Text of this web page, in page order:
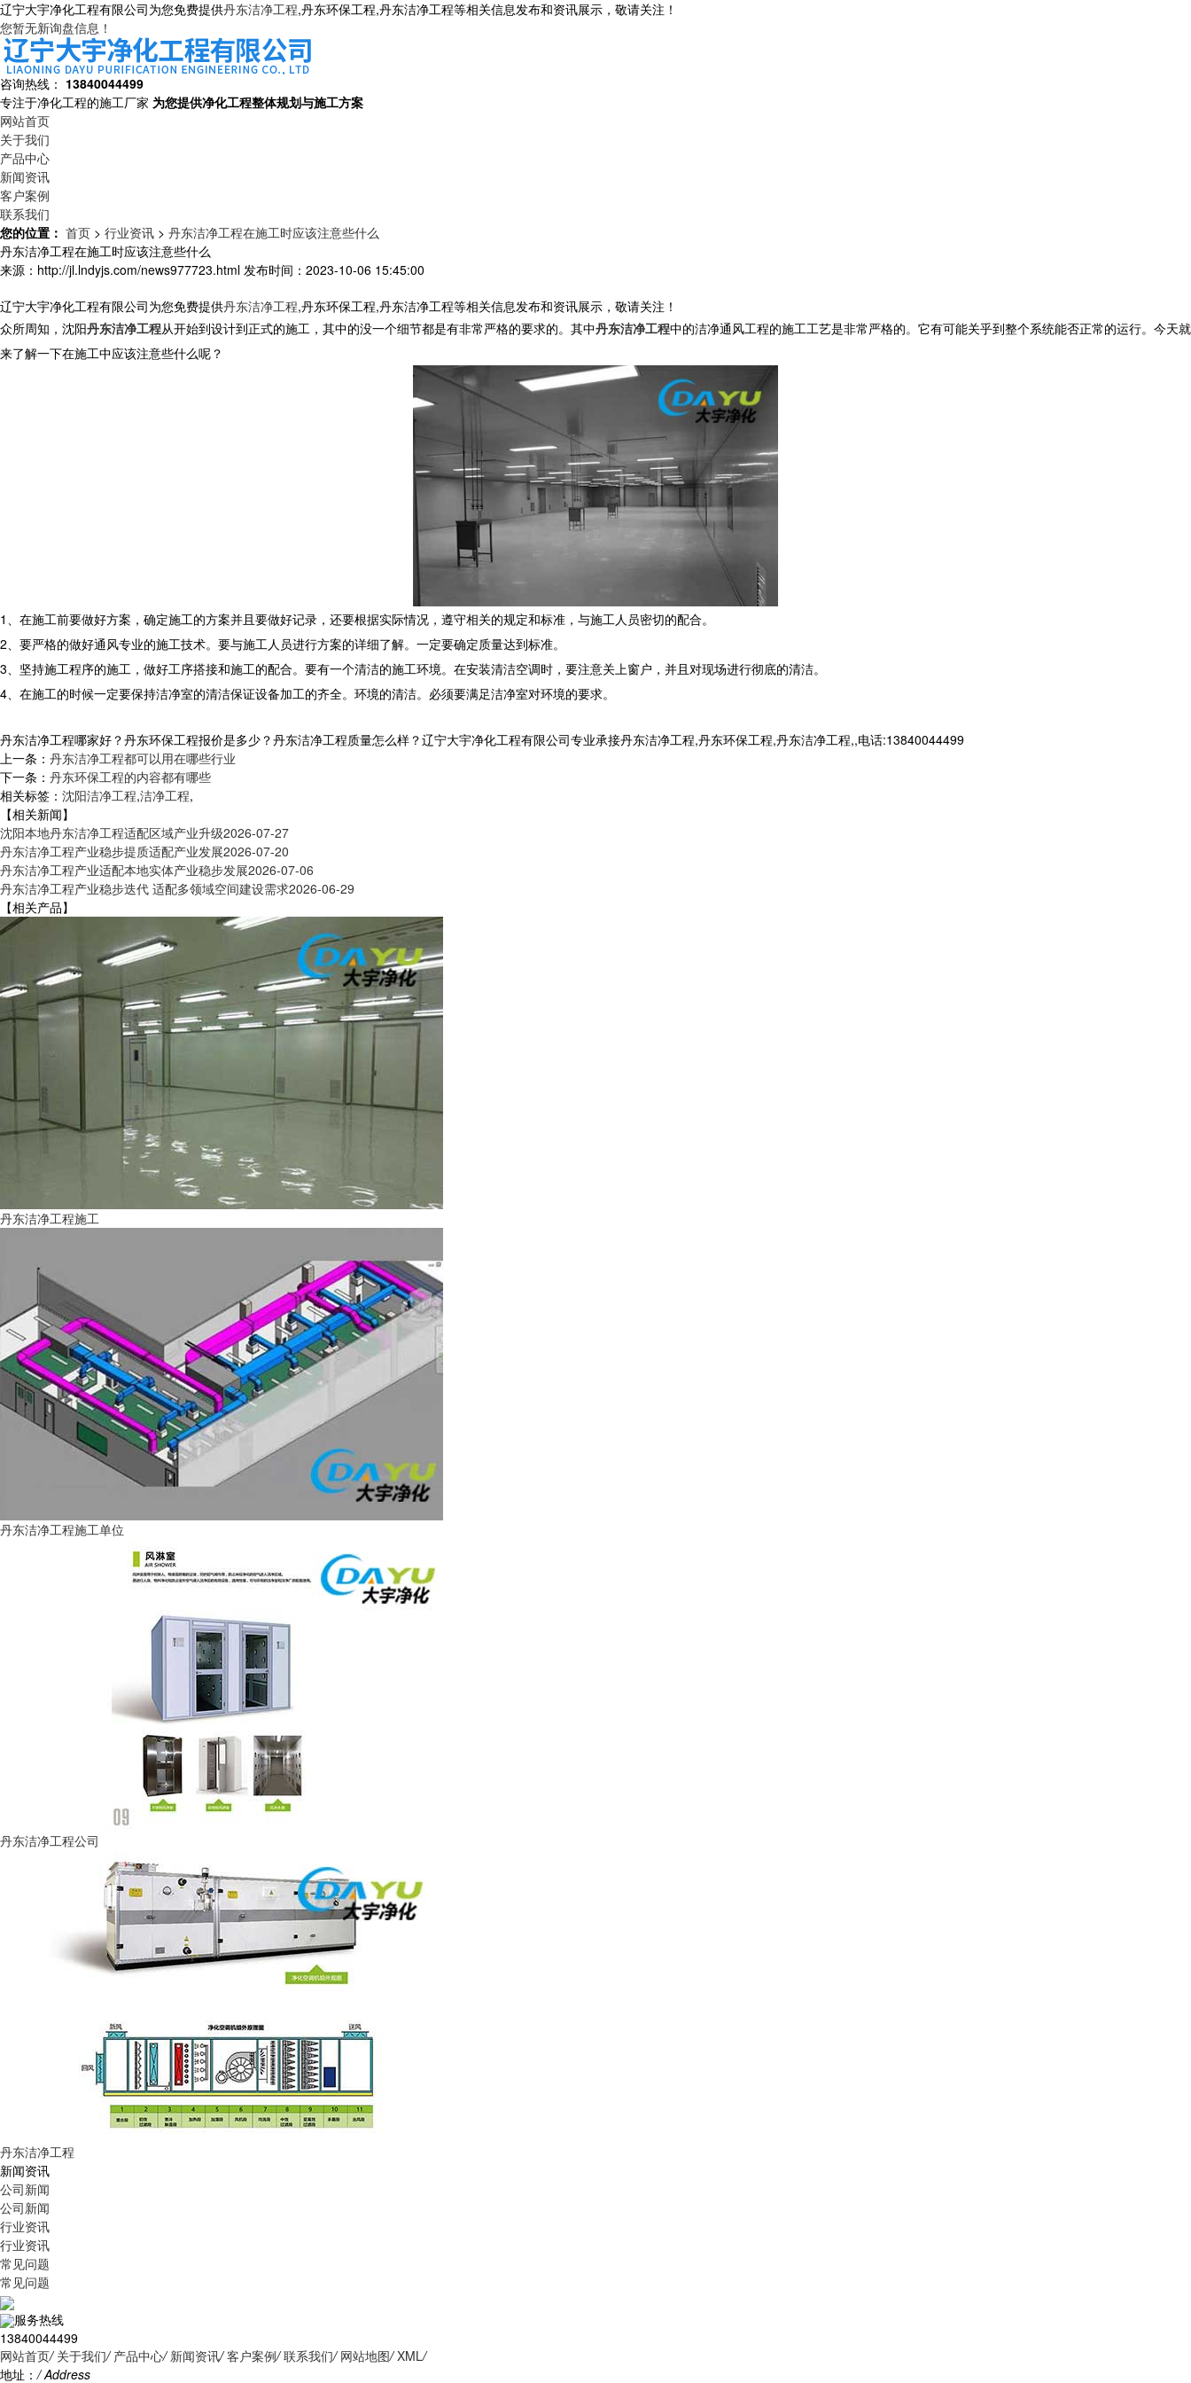
辽宁大宇净化工程有限公司为您免费提供丹东洁净工程,丹东环保工程,丹东洁净工程等相关信息发布和资讯展示，敬请关注！
您暂无新询盘信息！
咨询热线： 13840044499
专注于净化工程的施工厂家 为您提供净化工程整体规划与施工方案
网站首页
关于我们
产品中心
新闻资讯
客户案例
联系我们
您的位置： 首页 > 行业资讯 > 丹东洁净工程在施工时应该注意些什么
丹东洁净工程在施工时应该注意些什么
来源：http://jl.lndyjs.com/news977723.html 发布时间：2023-10-06 15:45:00
辽宁大宇净化工程有限公司为您免费提供丹东洁净工程,丹东环保工程,丹东洁净工程等相关信息发布和资讯展示，敬请关注！
众所周知，沈阳丹东洁净工程从开始到设计到正式的施工，其中的没一个细节都是有非常严格的要求的。其中丹东洁净工程中的洁净通风工程的施工工艺是非常严格的。它有可能关乎到整个系统能否正常的运行。今天就
来了解一下在施工中应该注意些什么呢？
1、在施工前要做好方案，确定施工的方案并且要做好记录，还要根据实际情况，遵守相关的规定和标准，与施工人员密切的配合。
2、要严格的做好通风专业的施工技术。要与施工人员进行方案的详细了解。一定要确定质量达到标准。
3、坚持施工程序的施工，做好工序搭接和施工的配合。要有一个清洁的施工环境。在安装清洁空调时，要注意关上窗户，并且对现场进行彻底的清洁。
4、在施工的时候一定要保持洁净室的清洁保证设备加工的齐全。环境的清洁。必须要满足洁净室对环境的要求。
丹东洁净工程哪家好？丹东环保工程报价是多少？丹东洁净工程质量怎么样？辽宁大宇净化工程有限公司专业承接丹东洁净工程,丹东环保工程,丹东洁净工程,,电话:13840044499
上一条： 丹东洁净工程都可以用在哪些行业
下一条： 丹东环保工程的内容都有哪些
相关标签： 沈阳洁净工程,洁净工程,
【相关新闻】
沈阳本地丹东洁净工程适配区域产业升级2026-07-27
丹东洁净工程产业稳步提质适配产业发展2026-07-20
丹东洁净工程产业适配本地实体产业稳步发展2026-07-06
丹东洁净工程产业稳步迭代 适配多领域空间建设需求2026-06-29
【相关产品】
丹东洁净工程施工
丹东洁净工程施工单位
丹东洁净工程公司
丹东洁净工程
新闻资讯
公司新闻
公司新闻
行业资讯
行业资讯
常见问题
常见问题
服务热线
13840044499
网站首页/ 关于我们/ 产品中心/ 新闻资讯/ 客户案例/ 联系我们/ 网站地图/ XML/
地址：/ Address